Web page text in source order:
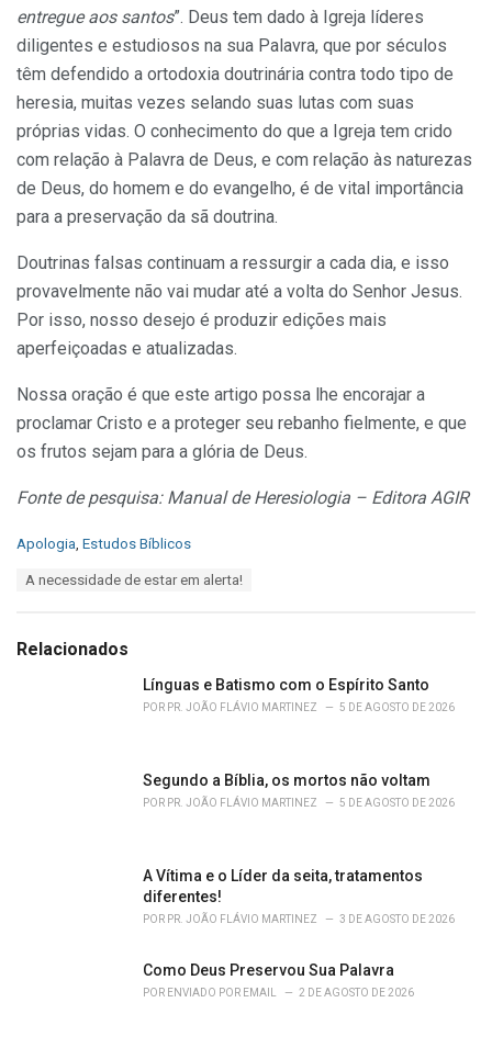
entregue aos santos”. Deus tem dado à Igreja líderes
diligentes e estudiosos na sua Palavra, que por séculos
têm defendido a ortodoxia doutrinária contra todo tipo de
heresia, muitas vezes selando suas lutas com suas
próprias vidas. O conhecimento do que a Igreja tem crido
com relação à Palavra de Deus, e com relação às naturezas
de Deus, do homem e do evangelho, é de vital importância
para a preservação da sã doutrina.
Doutrinas falsas continuam a ressurgir a cada dia, e isso
provavelmente não vai mudar até a volta do Senhor Jesus.
Por isso, nosso desejo é produzir edições mais
aperfeiçoadas e atualizadas.
Nossa oração é que este artigo possa lhe encorajar a
proclamar Cristo e a proteger seu rebanho fielmente, e que
os frutos sejam para a glória de Deus.
Fonte de pesquisa: Manual de Heresiologia – Editora AGIR
C
o
r
Apologia Estudos Bíblicos
:
A necessidade de estar em alerta!
Relacionados
Línguas e Batismo com o Espírito Santo
POR PR. JOÃO FLÁVIO MARTINEZ 5 DE AGOSTO DE 2026
Segundo a Bíblia, os mortos não voltam
POR PR. JOÃO FLÁVIO MARTINEZ 5 DE AGOSTO DE 2026
A Vítima e o Líder da seita, tratamentos
diferentes!
POR PR. JOÃO FLÁVIO MARTINEZ 3 DE AGOSTO DE 2026
Como Deus Preservou Sua Palavra
POR ENVIADO POR EMAIL 2 DE AGOSTO DE 2026